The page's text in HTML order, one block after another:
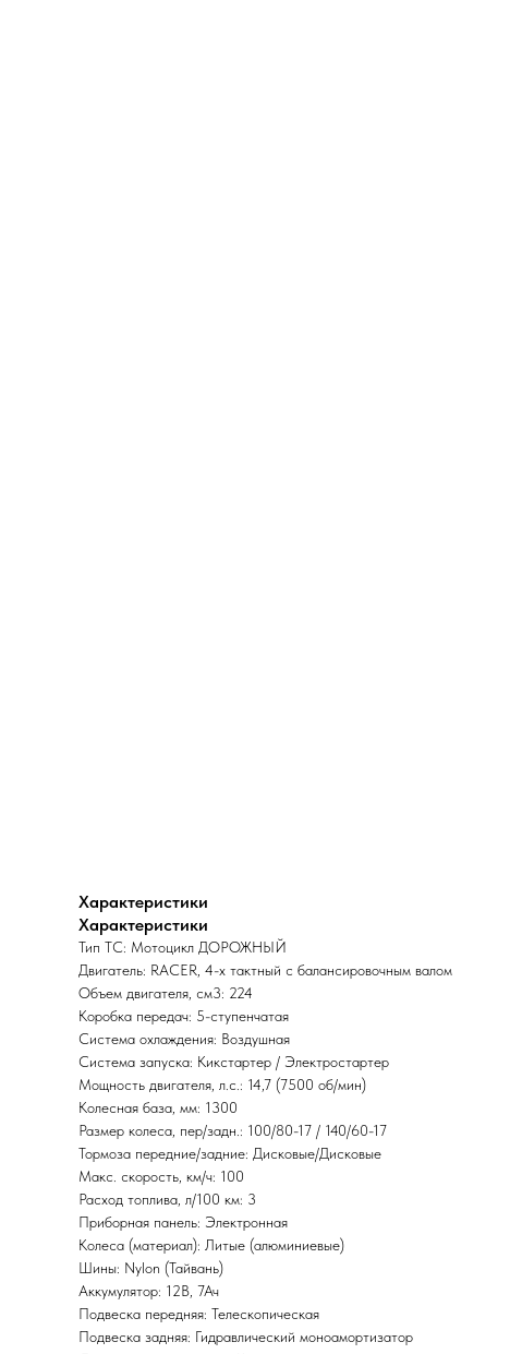
Характеристики
Характеристики
Тип ТС: Мотоцикл ДОРОЖНЫЙ
Двигатель: RACER, 4-х тактный с балансировочным валом
Объем двигателя, см3: 224
Коробка передач: 5-ступенчатая
Система охлаждения: Воздушная
Система запуска: Кикстартер / Электростартер
Мощность двигателя, л.с.: 14,7 (7500 об/мин)
Колесная база, мм: 1300
Размер колеса, пер/задн.: 100/80-17 / 140/60-17
Тормоза передние/задние: Дисковые/Дисковые
Макс. скорость, км/ч: 100
Расход топлива, л/100 км: 3
Приборная панель: Электронная
Колеса (материал): Литые (алюминиевые)
Шины: Nylon (Тайвань)
Аккумулятор: 12В, 7Ач
Подвеска передняя: Телескопическая
Подвеска задняя: Гидравлический моноамортизатор